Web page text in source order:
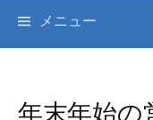
プ
メニュー
年末年始の